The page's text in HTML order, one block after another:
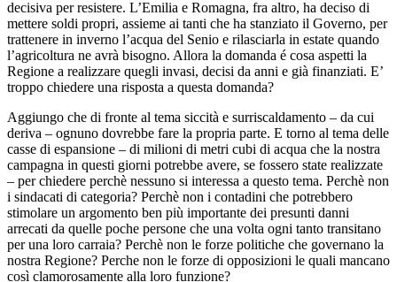
decisiva per resistere. L’Emilia e Romagna, fra altro, ha deciso di
mettere soldi propri, assieme ai tanti che ha stanziato il Governo, per
trattenere in inverno l’acqua del Senio e rilasciarla in estate quando
l’agricoltura ne avrà bisogno. Allora la domanda é cosa aspetti la
Regione a realizzare quegli invasi, decisi da anni e già finanziati. E’
troppo chiedere una risposta a questa domanda?
Aggiungo che di fronte al tema siccità e surriscaldamento – da cui
deriva – ognuno dovrebbe fare la propria parte. E torno al tema delle
casse di espansione – di milioni di metri cubi di acqua che la nostra
campagna in questi giorni potrebbe avere, se fossero state realizzate
– per chiedere perchè nessuno si interessa a questo tema. Perchè non
i sindacati di categoria? Perchè non i contadini che potrebbero
stimolare un argomento ben più importante dei presunti danni
arrecati da quelle poche persone che una volta ogni tanto transitano
per una loro carraia? Perchè non le forze politiche che governano la
nostra Regione? Perche non le forze di opposizioni le quali mancano
così clamorosamente alla loro funzione?